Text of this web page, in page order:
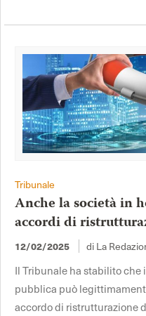
Tribunale
Anche la società in
accordi di
12/02/2025 di La
Il Tribunale ha stabilito che
pubblica può
accordo di ristrutturazione